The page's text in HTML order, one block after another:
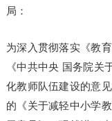
局：
为深入贯彻落实《教
《中共中央 国务院关
化教师队伍建设的意
的《关于减轻中小学